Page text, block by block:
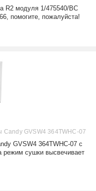
R2 модуля 1/475540/ВС
помогите, пожалуйста!
GVSW4 364TWHC-07
GVSW4 364TWHC-07 с
режим сушки высвечивает